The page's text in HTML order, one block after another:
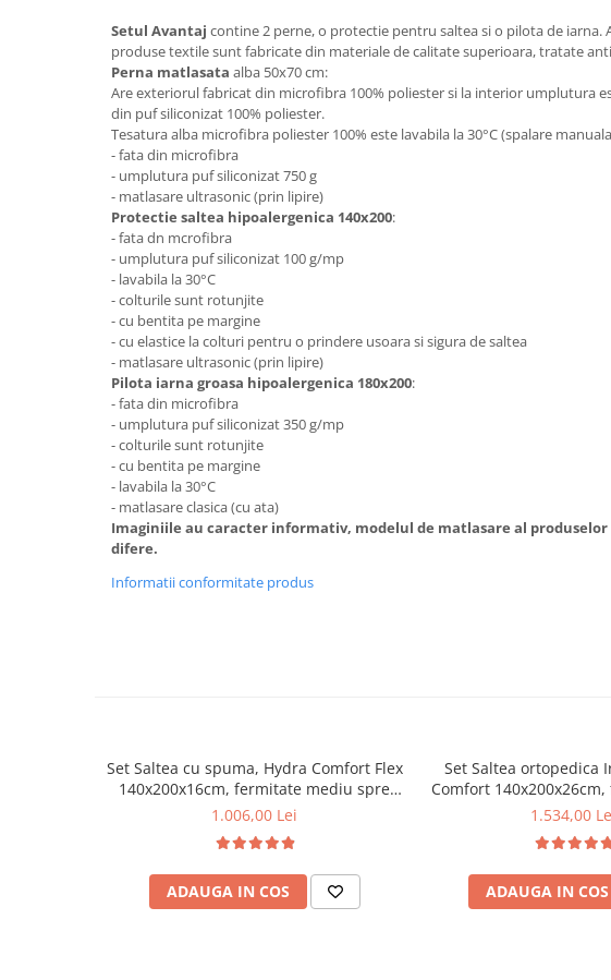
Setul Avantaj contine 2 perne, o protectie pentru saltea si o pilota de iarna.
produse textile sunt fabricate din materiale de calitate superioara, tratate
Perna matlasata alba 50x70 cm:
Are exteriorul fabricat din microfibra 100% poliester si la interior umplutura
din puf siliconizat 100% poliester.
Tesatura alba microfibra poliester 100% este lavabila la 30°C (spalare
- fata din microfibra
- umplutura puf siliconizat 750 g
- matlasare ultrasonic (prin lipire)
Protectie saltea hipoalergenica 140x200:
- fata dn mcrofibra
- umplutura puf siliconizat 100 g/mp
- lavabila la 30°C
- colturile sunt rotunjite
- cu bentita pe margine
- cu elastice la colturi pentru o prindere usoara si sigura de saltea
- matlasare ultrasonic (prin lipire)
Pilota iarna groasa hipoalergenica 180x200:
- fata din microfibra
- umplutura puf siliconizat 350 g/mp
- colturile sunt rotunjite
- cu bentita pe margine
- lavabila la 30°C
- matlasare clasica (cu ata)
Imaginiile au caracter informativ, modelul de matlasare al produselor
difere.
Informatii conformitate produs
Set Saltea cu spuma, Hydra Comfort Flex
140x200x16cm, fermitate mediu spre
tare, hipoalergenica, husa detasabila,
lavabila la 95°C, 180x200cm
1.006,00 Lei
ADAUGA IN COS
Set Saltea ortopedica
Comfort
plasa arcuri Bonell,
Avantaj, 2 perne
lavabile la 60°C, husa
pilota iarna,
1.534,00
ADAUGA IN COS